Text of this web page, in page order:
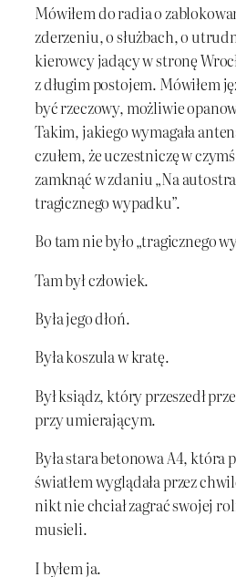
Mówiłem do radia o
zderzeniu, o służbach, o
kierowcy jadący w stronę
z długim postojem. Mówiłem
być rzeczowy, możliwie
Takim, jakiego wymagała
czułem, że uczestniczę w
zamknąć w zdaniu „Na
tragicznego wypadku”.
Bo tam nie było „tragicznego
Tam był człowiek.
Była jego dłoń.
Była koszula w kratę.
Był ksiądz, który przeszedł
przy umierającym.
Była stara betonowa A4, która
światłem wyglądała przez
nikt nie chciał zagrać swojej
musieli.
I byłem ja.